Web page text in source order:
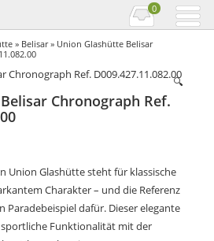
0
» Belisar» Union Glashütte Belisar
🔍
Chronograph Ref.
Union Glashütte steht für klassische
Charakter – und die Referenz
Paradebeispiel dafür. Dieser elegante
Funktionalität mit der